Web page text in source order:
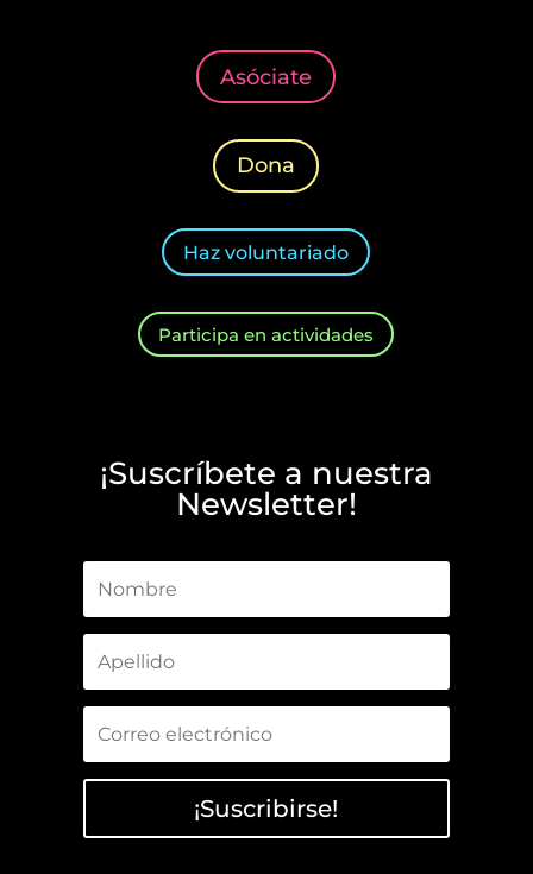
Asóciate
Dona
Haz voluntariado
Participa en actividades
¡Suscríbete a nuestra
Newsletter!
¡Suscribirse!